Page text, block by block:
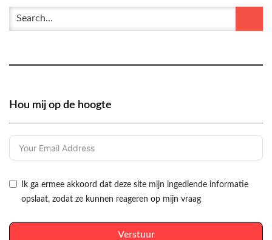
Hou mij op de hoogte
Ik ga ermee akkoord dat deze site mijn ingediende informatie
opslaat, zodat ze kunnen reageren op mijn vraag
Verstuur